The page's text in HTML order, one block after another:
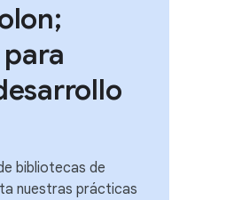
bibliotecas de
nuestras prácticas